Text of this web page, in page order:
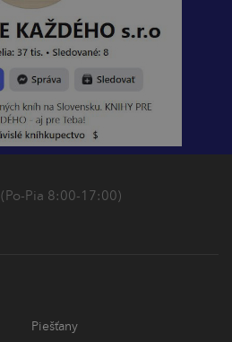
(Po-Pia 8:00-17:00)
Piešťany